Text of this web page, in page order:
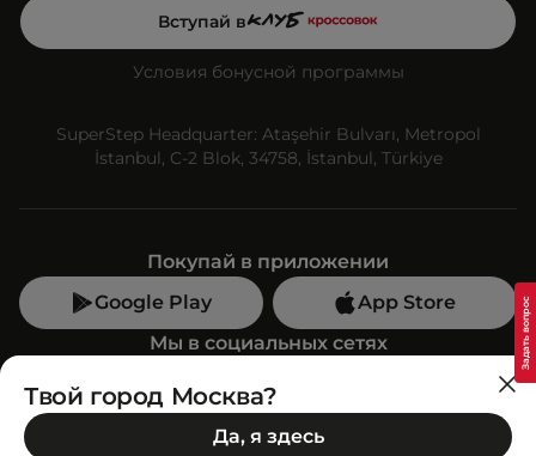
Вступай в
Условия бонусной программы
SuperStep Headquarter: Ataşehir Bulvarı, Metropol
İstanbul, C-2 Blok, 34758, İstanbul, Türkiye
Покупай в приложении
Google Play
App Store
Мы в социальных сетях
Позвони нам
+7 (499) 350-55-33
Твой город Москва?
Да, я здесь